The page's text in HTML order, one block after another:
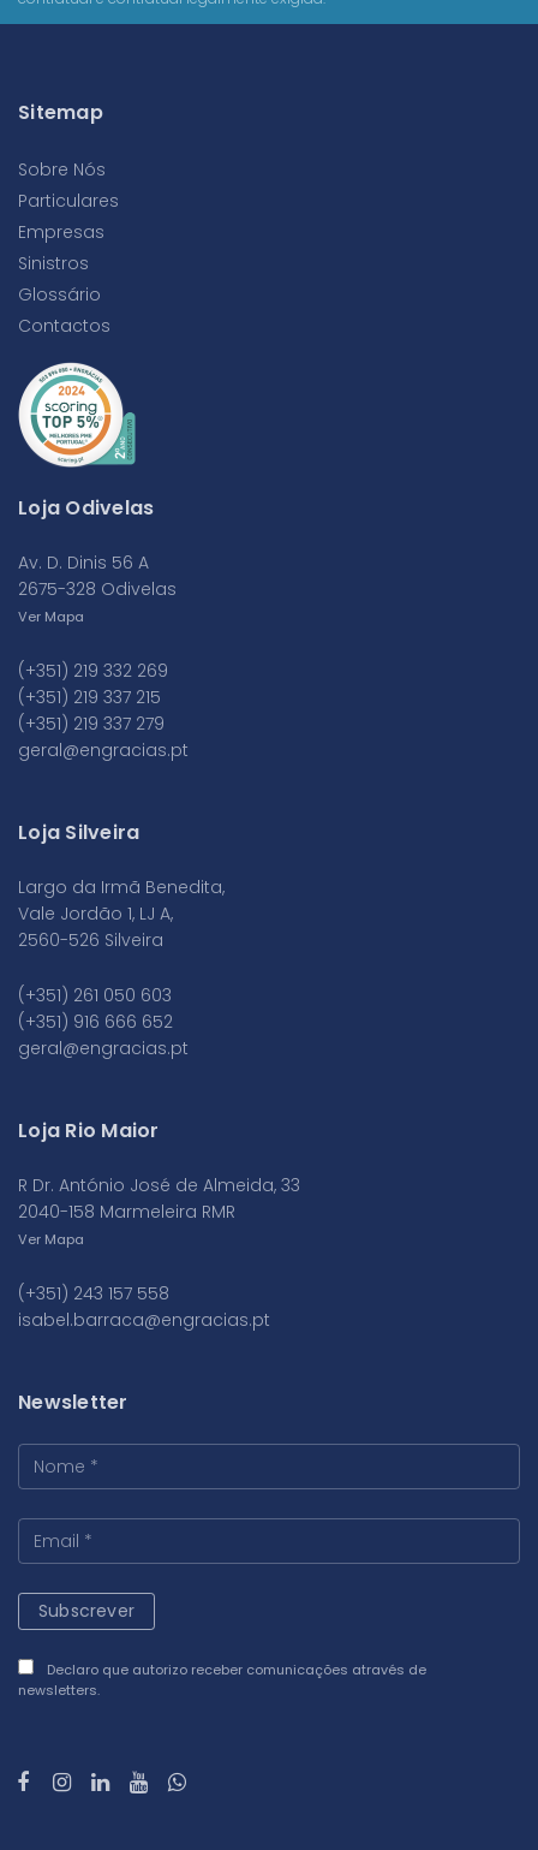
Sitemap
Sobre Nós
Particulares
Empresas
Sinistros
Glossário
Contactos
Loja Odivelas
Av. D. Dinis 56 A
2675-328 Odivelas
Ver Mapa
(+351) 219 332 269
(+351) 219 337 215
(+351) 219 337 279
geral@engracias.pt
Loja Silveira
Largo da Irmã Benedita,
Vale Jordão 1, LJ A,
2560-526 Silveira
(+351) 261 050 603
(+351) 916 666 652
geral@engracias.pt
Loja Rio Maior
R Dr. António José de Almeida, 33
2040-158 Marmeleira RMR
Ver Mapa
(+351) 243 157 558
isabel.barraca@engracias.pt
Newsletter
Declaro que autorizo receber comunicações através de
newsletters.